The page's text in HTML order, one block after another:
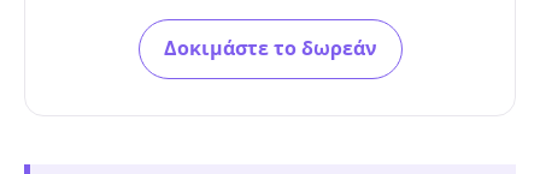
Δοκιμάστε το δωρεάν